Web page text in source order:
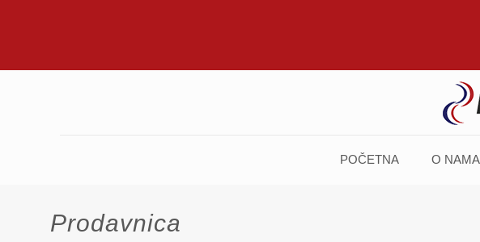
POČETNA O NAMA
Prodavnica